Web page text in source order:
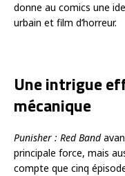
donne au comics une
urbain et film d’horreur.
Une intrigue
mécanique
Punisher : Red Band
principale force, mais
compte que cinq